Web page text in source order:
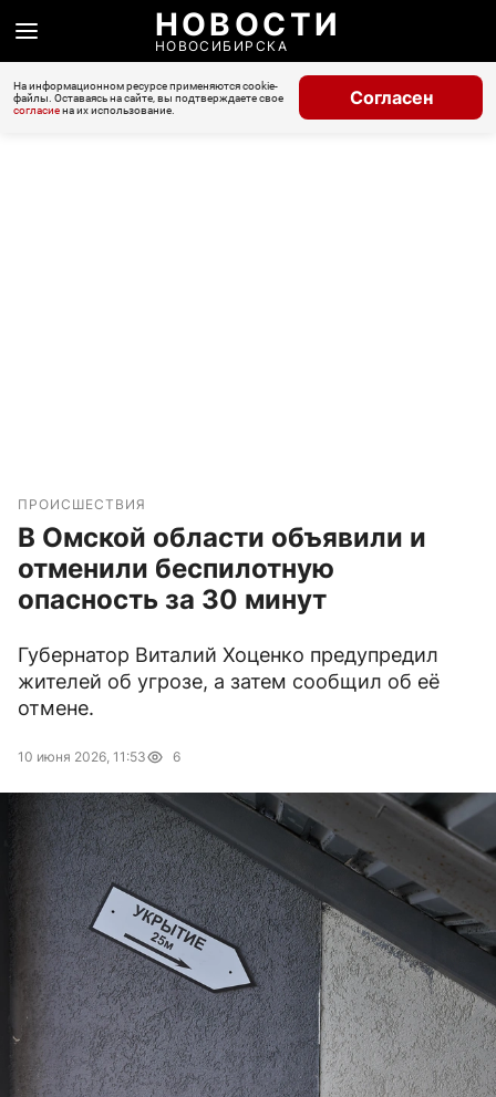
НОВОСТИ
НОВОСИБИРСКА
На информационном ресурсе применяются cookie-
файлы. Оставаясь на сайте, вы подтверждаете свое
согласиена их использование.
Согласен
ПРОИСШЕСТВИЯ
В Омской области объявили и
отменили беспилотную
опасность за 30 минут
Губернатор Виталий Хоценко предупредил
жителей об угрозе, а затем сообщил об её
отмене.
10 июня 2026, 11:53 6